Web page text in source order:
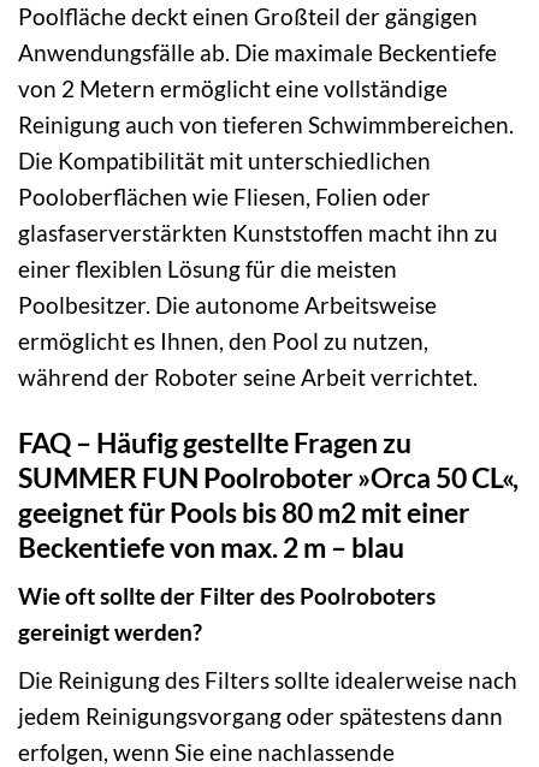
Poolfläche deckt einen Großteil der gängigen
Anwendungsfälle ab. Die maximale Beckentiefe
von 2 Metern ermöglicht eine vollständige
Reinigung auch von tieferen Schwimmbereichen.
Die Kompatibilität mit unterschiedlichen
Pooloberflächen wie Fliesen, Folien oder
glasfaserverstärkten Kunststoffen macht ihn zu
einer flexiblen Lösung für die meisten
Poolbesitzer. Die autonome Arbeitsweise
ermöglicht es Ihnen, den Pool zu nutzen,
während der Roboter seine Arbeit verrichtet.
FAQ – Häufig gestellte Fragen zu
SUMMER FUN Poolroboter »Orca 50 CL«,
geeignet für Pools bis 80 m2 mit einer
Beckentiefe von max. 2 m – blau
Wie oft sollte der Filter des Poolroboters
gereinigt werden?
Die Reinigung des Filters sollte idealerweise nach
jedem Reinigungsvorgang oder spätestens dann
erfolgen, wenn Sie eine nachlassende